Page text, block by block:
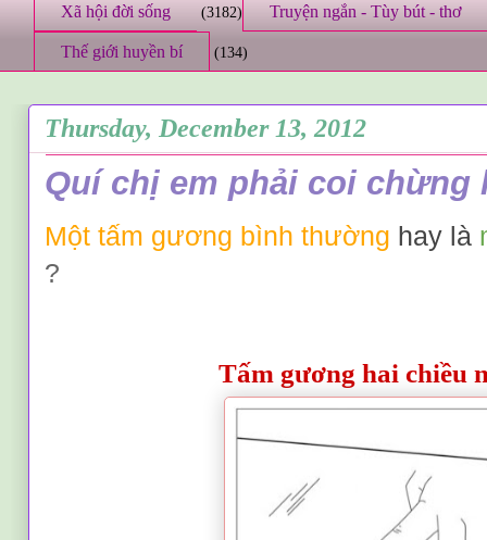
Xã hội đời sống (3182) Truyện ngắn - Tùy bút - thơ
Thế giới huyền bí (134)
Thursday, December 13, 2012
Quí chị em phải coi chừng
Một tấm gương bình thường hay là
?
Tấm gương hai chiều